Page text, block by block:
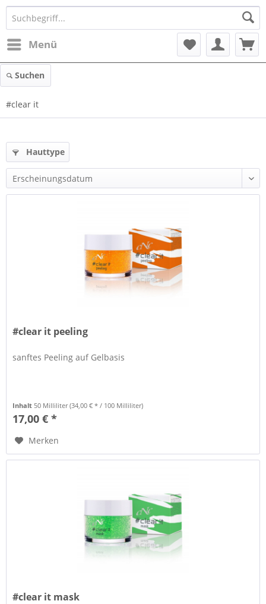
Menü
Suchen
#clear it
Hauttype
und mehr
#clear it peeling
sanftes Peeling auf Gelbasis
Inhalt50 Milliliter(34,00 € * / 100 Milliliter)
17,00 € *
Merken
#clear it mask